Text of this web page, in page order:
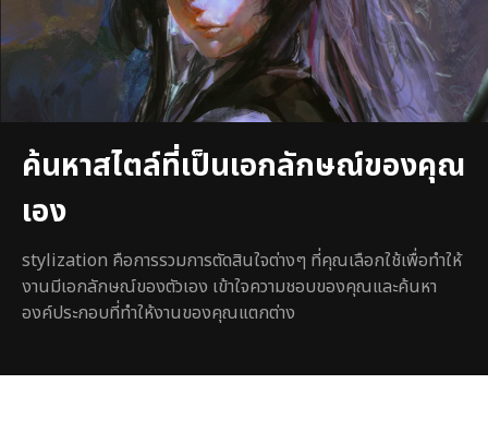
ค้นหาสไตล์ที่เป็นเอกลักษณ์ของคุณ
เอง
stylization คือการรวมการตัดสินใจต่างๆ ที่คุณเลือกใช้เพื่อทำให้
งานมีเอกลักษณ์ของตัวเอง เข้าใจความชอบของคุณและค้นหา
องค์ประกอบที่ทำให้งานของคุณแตกต่าง